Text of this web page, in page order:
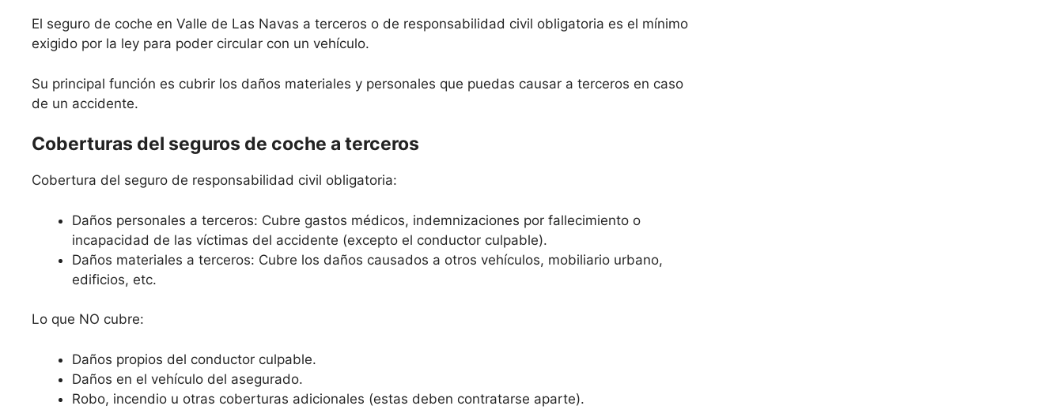
El seguro de coche en Valle de Las Navas a terceros o de responsabilidad civil obligatoria es el mínimo
exigido por la ley para poder circular con un vehículo.
Su principal función es cubrir los daños materiales y personales que puedas causar a terceros en caso
de un accidente.
Coberturas del seguros de coche a terceros
Cobertura del seguro de responsabilidad civil obligatoria:
Daños personales a terceros: Cubre gastos médicos, indemnizaciones por fallecimiento o
incapacidad de las víctimas del accidente (excepto el conductor culpable).
Daños materiales a terceros: Cubre los daños causados a otros vehículos, mobiliario urbano,
edificios, etc.
Lo que NO cubre:
Daños propios del conductor culpable.
Daños en el vehículo del asegurado.
Robo, incendio u otras coberturas adicionales (estas deben contratarse aparte).